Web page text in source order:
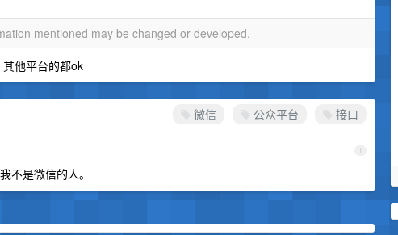
mentioned may be changed or developed.
他平台的都ok
微信 公众平台 接口
1
不是微信的人。